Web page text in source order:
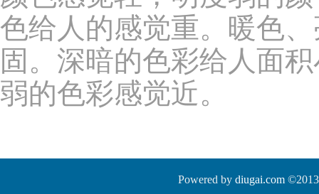
色给人的感觉重。暖色
固。深暗的色彩给人面
弱的色彩感觉近。
Powered by diugai.com